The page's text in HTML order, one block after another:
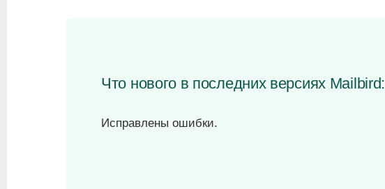
Что нового в последних версиях Mailbird:
Исправлены ошибки.